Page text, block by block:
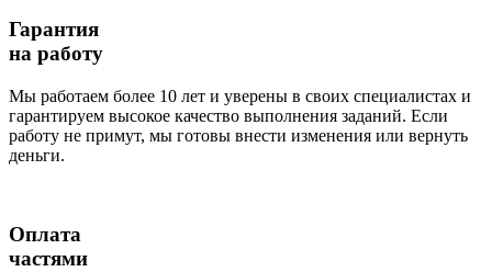
Гарантия
на работу
Мы работаем более 10 лет и уверены в своих специалистах и
гарантируем высокое качество выполнения заданий. Если
работу не примут, мы готовы внести изменения или вернуть
деньги.
Оплата
частями